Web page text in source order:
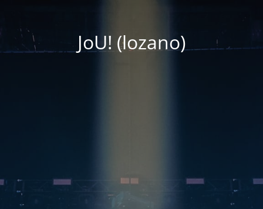
JoU! (lozano)